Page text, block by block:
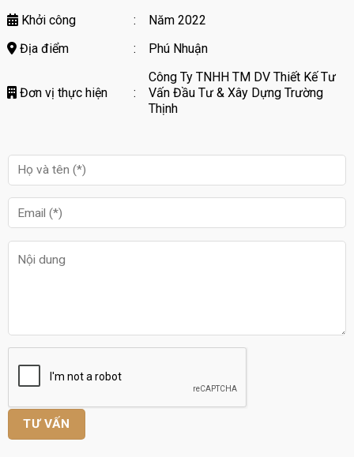
Khởi công
:
Năm 2022
Địa điểm
: Phú Nhuận
Đơn vị thực hiện :
Công Ty TNHH TM DV Thiết Kế Tư
Vấn Đầu Tư & Xây Dựng Trường
Thịnh